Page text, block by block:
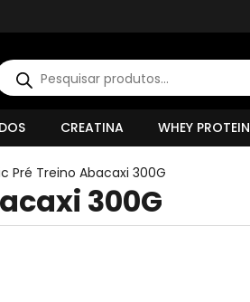
CREATINA WHEY PROTEIN
Pré Treino Abacaxi 300G
300G